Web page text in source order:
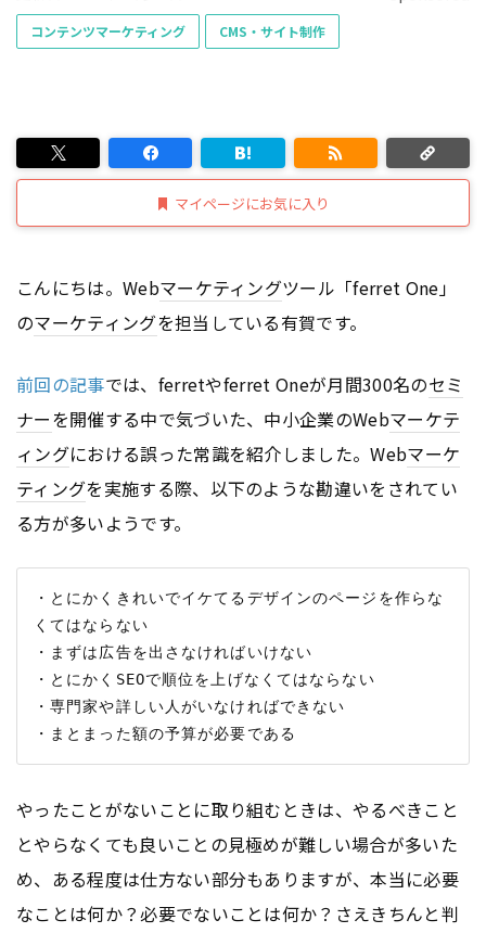
コンテンツマーケティング CMS・サイト制作
マイページにお気に入り
こんにちは。Webマーケティングツール「ferret One」
のマーケティングを担当している有賀です。
前回の記事では、ferretやferret Oneが月間300名のセミ
ナーを開催する中で気づいた、中小企業のWebマーケテ
ィングにおける誤った常識を紹介しました。Webマーケ
ティングを実施する際、以下のような勘違いをされてい
る方が多いようです。
・とにかくきれいでイケてるデザインのページを作らな
くてはならない
・まずは広告を出さなければいけない
・とにかくSEOで順位を上げなくてはならない
・専門家や詳しい人がいなければできない
やったことがないことに取り組むときは、やるべきこと
とやらなくても良いことの見極めが難しい場合が多いた
め、ある程度は仕方ない部分もありますが、本当に必要
なことは何か？必要でないことは何か？さえきちんと判